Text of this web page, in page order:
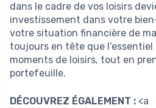
dans le cadre de vos loisirs
investissement dans votre
votre situation financière de
toujours en tête que l’essentiel
moments de loisirs, tout en
portefeuille.
DÉCOUVREZ ÉGALEMENT : <a